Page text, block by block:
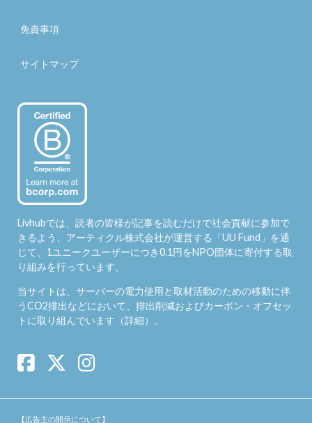
免責事項
サイトマップ
Livhubでは、読者の皆様が記事を読むだけで社会貢献に参加で
きるよう、アーティクル株式会社が運営する「UU Fund 」を通
じて、1ユニークユーザーにつき0.1円をNPO団体に寄付する取
り組みを行っています。
当サイトは、サーバーの電力使用と取材活動のための移動に伴
うCO2排出などにおいて、排出削減およびカーボン・オフセッ
トに取り組んでいます（詳細）。
【広告主の開示について】